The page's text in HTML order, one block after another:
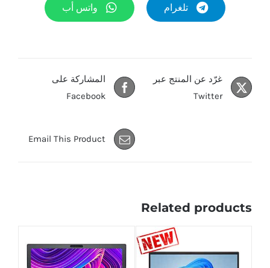
تلغرام واتس أب
المشاركة على
Facebook
غرّد عن المنتج عبر
Twitter
Email This Product
Related products